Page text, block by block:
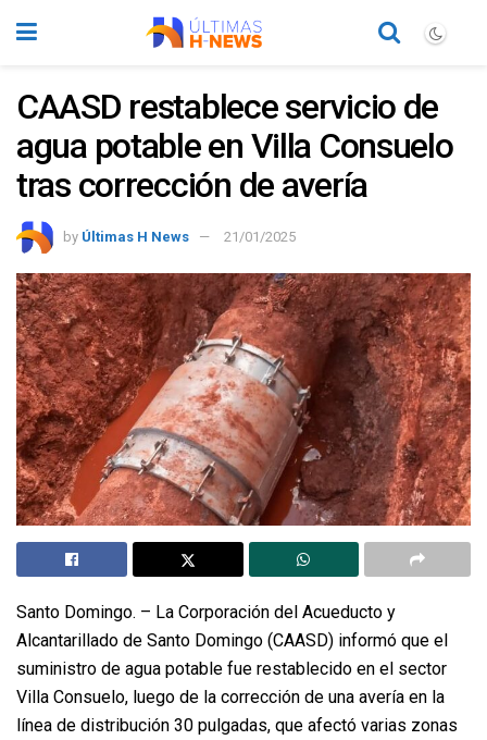
CAASD restablece servicio de
agua potable en Villa Consuelo
tras corrección de avería
by Últimas H News 21/01/2025
Santo Domingo. – La Corporación del Acueducto y
Alcantarillado de Santo Domingo (CAASD) informó que el
suministro de agua potable fue restablecido en el sector
Villa Consuelo, luego de la corrección de una avería en la
línea de distribución 30 pulgadas, que afectó varias zonas